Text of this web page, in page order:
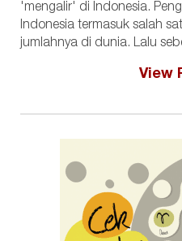
'mengalir' di Indonesia.
Indonesia termasuk salah
jumlahnya di dunia. Lalu
View